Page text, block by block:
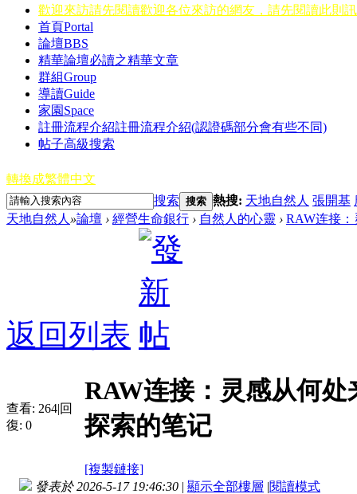
歡迎來訪請先閱讀歡迎各位來訪的網友，請先閱讀此則
首頁Portal
論壇BBS
精華論壇必讀之精華文章
群組Group
導讀Guide
家園 Space
註冊流程介紹註冊流程介紹(認證碼部分會有些不同)
帖子高級搜索
轉換成繁體中文
搜索 搜索 熱搜: 天地自然人 張開基
天地自然人 »論壇 › 經營生命銀行 › 自然人的心靈 › RAW连接
返回列表
查看: 264|回
復: 0
RAW连接：灵感从何
探索的笔记
[複製鏈接]
發表於 2026-5-17 19:46:30 | 顯示全部樓層 |閱讀模式